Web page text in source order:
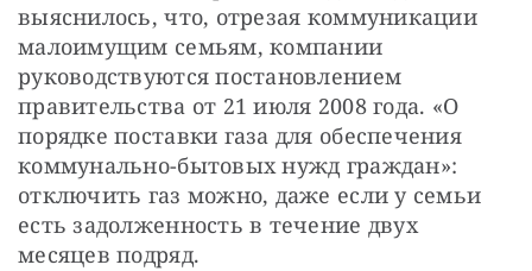
выяснилось, что, отрезая коммуникации
малоимущим семьям, компании
руководствуются постановлением
правительства от 21 июля 2008 года. «О
порядке поставки газа для обеспечения
коммунально-бытовых нужд граждан»:
отключить газ можно, даже если у семьи
есть задолженность в течение двух
месяцев подряд.